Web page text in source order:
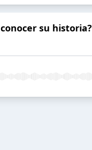
su historia?